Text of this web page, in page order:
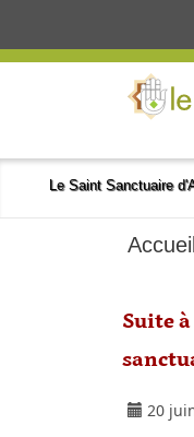
Le Saint Sanctuaire
Accueil
Suite
20